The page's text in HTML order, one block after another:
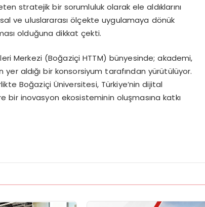
stratejik bir sorumluluk olarak ele aldıklarını
ve uluslararası ölçekte uygulamaya dönük
olduğuna dikkat çekti.
Merkezi (Boğaziçi HTTM) bünyesinde; akademi,
aldığı bir konsorsiyum tarafından yürütülüyor.
Boğaziçi Üniversitesi, Türkiye’nin dijital
inovasyon ekosisteminin oluşmasına katkı